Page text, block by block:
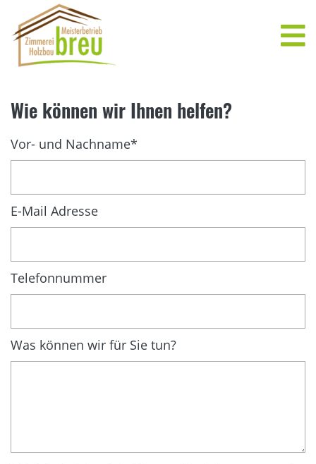
KONTAKT & ANFAHRT
Wie können wir Ihnen helfen?
Vor- und Nachname*
E-Mail Adresse
Telefonnummer
Was können wir für Sie tun?